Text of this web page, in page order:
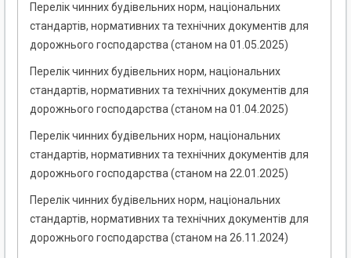
Перелік чинних будівельних норм, національних
стандартів, нормативних та технічних документів для
дорожнього господарства (станом на 01.05.2025)
Перелік чинних будівельних норм, національних
стандартів, нормативних та технічних документів для
дорожнього господарства (станом на 01.04.2025)
Перелік чинних будівельних норм, національних
стандартів, нормативних та технічних документів для
дорожнього господарства (станом на 22.01.2025)
Перелік чинних будівельних норм, національних
стандартів, нормативних та технічних документів для
дорожнього господарства (станом на 26.11.2024)